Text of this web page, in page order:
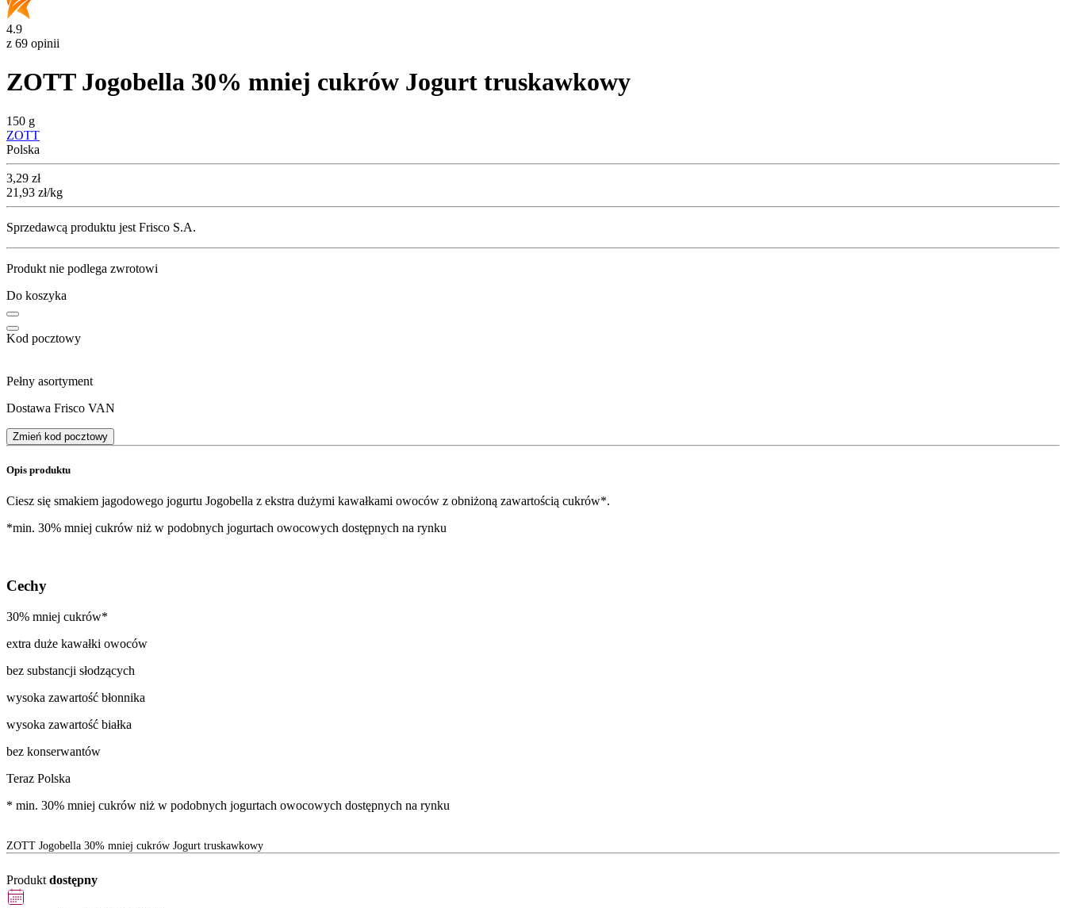
4.9
z 69 opinii
ZOTT Jogobella 30% mniej cukrów Jogurt truskawkowy
150 g
ZOTT
Polska
Cena
3,29 zł
21,93 zł/kg
Sprzedawcą produktu jest Frisco S.A.
Produkt nie podlega zwrotowi
Do koszyka
Kod pocztowy
Pełny asortyment
Dostawa Frisco VAN
Zmień kod pocztowy
Opis produktu
Ciesz się smakiem jagodowego jogurtu Jogobella z ekstra dużymi kawałkami owoców z obniżoną zawartością cukrów*.
*min. 30% mniej cukrów niż w podobnych jogurtach owocowych dostępnych na rynku
Cechy
30% mniej cukrów*
extra duże kawałki owoców
bez substancji słodzących
wysoka zawartość błonnika
wysoka zawartość białka
bez konserwantów
Teraz Polska
* min. 30% mniej cukrów niż w podobnych jogurtach owocowych dostępnych na rynku
ZOTT Jogobella 30% mniej cukrów Jogurt truskawkowy
Produkt dostępny